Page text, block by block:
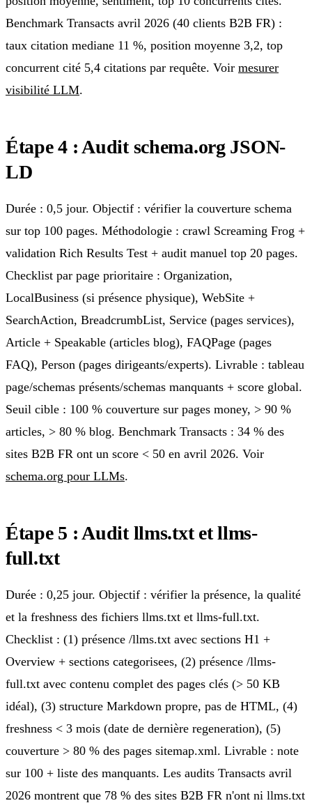
Benchmark Transacts avril 2026 (40 clients B2B FR) :
taux citation mediane 11 %, position moyenne 3,2, top
concurrent cité 5,4 citations par requête. Voir mesurer
visibilité LLM.
Étape 4 : Audit schema.org JSON-
LD
Durée : 0,5 jour. Objectif : vérifier la couverture schema
sur top 100 pages. Méthodologie : crawl Screaming Frog +
validation Rich Results Test + audit manuel top 20 pages.
Checklist par page prioritaire : Organization,
LocalBusiness (si présence physique), WebSite +
SearchAction, BreadcrumbList, Service (pages services),
Article + Speakable (articles blog), FAQPage (pages
FAQ), Person (pages dirigeants/experts). Livrable : tableau
page/schemas présents/schemas manquants + score global.
Seuil cible : 100 % couverture sur pages money, > 90 %
articles, > 80 % blog. Benchmark Transacts : 34 % des
sites B2B FR ont un score < 50 en avril 2026. Voir
schema.org pour LLMs.
Étape 5 : Audit llms.txt et llms-
full.txt
Durée : 0,25 jour. Objectif : vérifier la présence, la qualité
et la freshness des fichiers llms.txt et llms-full.txt.
Checklist : (1) présence /llms.txt avec sections H1 +
Overview + sections categorisees, (2) présence /llms-
full.txt avec contenu complet des pages clés (> 50 KB
idéal), (3) structure Markdown propre, pas de HTML, (4)
freshness < 3 mois (date de dernière regeneration), (5)
couverture > 80 % des pages sitemap.xml. Livrable : note
sur 100 + liste des manquants. Les audits Transacts avril
2026 montrent que 78 % des sites B2B FR n'ont ni llms.txt